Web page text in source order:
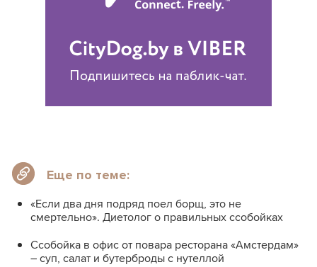
Еще по теме:
«Если два дня подряд поел борщ, это не
смертельно». Диетолог о правильных ссобойках
Ссобойка в офис от повара ресторана «Амстердам»
– суп, салат и бутерброды с нутеллой